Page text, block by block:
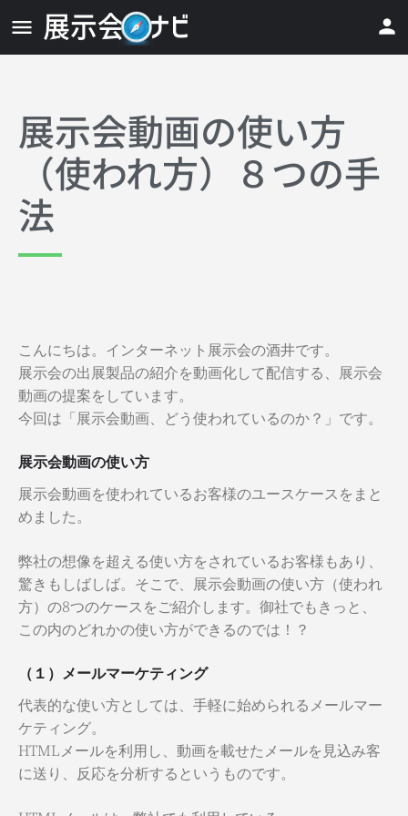
展示会動画の使い方
（使われ方）８つの手
法
こんにちは。インターネット展示会の酒井です。
展示会の出展製品の紹介を動画化して配信する、展示会
動画の提案をしています。
今回は「展示会動画、どう使われているのか？」です。
展示会動画の使い方
展示会動画を使われているお客様のユースケースをまと
めました。
弊社の想像を超える使い方をされているお客様もあり、
驚きもしばしば。そこで、展示会動画の使い方（使われ
方）の8つのケースをご紹介します。御社でもきっと、
この内のどれかの使い方ができるのでは！？
（１）メールマーケティング
代表的な使い方としては、手軽に始められるメールマー
ケティング。
HTMLメールを利用し、動画を載せたメールを見込み客
に送り、反応を分析するというものです。